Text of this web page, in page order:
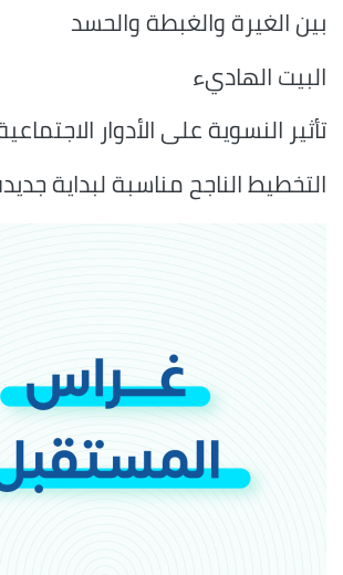
بين الغيرة والغبطة والحسد
البيت الهاديء
تأثير النسوية على الأدوار
التخطيط الناجح مناسبة لبداية